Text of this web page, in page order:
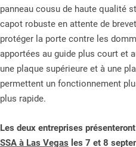
panneau cousu de haute qualité
capot robuste en attente de
protéger la porte contre les
apportées au guide plus court et
une plaque supérieure et à une
permettent un fonctionnement
plus rapide.
Les deux entreprises
SSA à Las Vegas les 7 et 8